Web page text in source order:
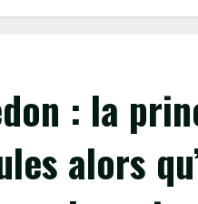
: la
alors